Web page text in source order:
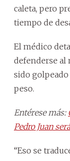
caleta, pero
tiempo de
El médico
defenderse
sido
peso.
Entérese más:
Pedro Juan
“Eso se